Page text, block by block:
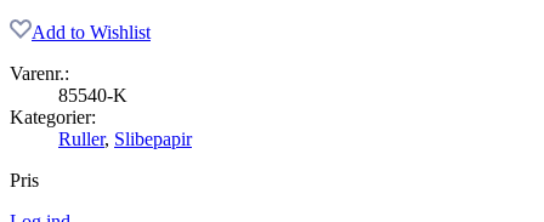
Add to Wishlist
Varenr.:
85540-K
Kategorier:
Ruller, Slibepapir
Pris